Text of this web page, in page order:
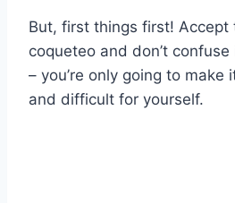
But, first things first! Accept
coqueteo and don’t
– you’re only going to make
and difficult for yourself.